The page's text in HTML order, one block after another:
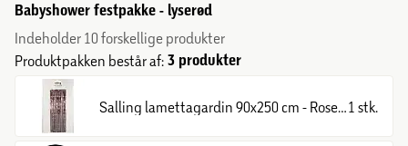
Babyshower festpakke - lyserød
Indeholder 10 forskellige produkter
Produktpakken består af: 3 produkter
1 stk.